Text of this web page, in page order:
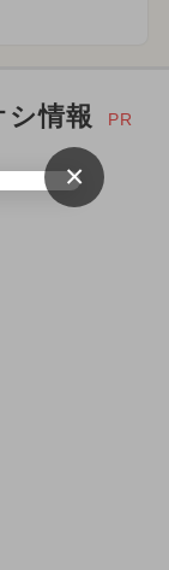
シ情報 PR
×